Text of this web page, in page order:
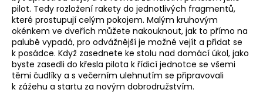
pilot. Tedy rozložení rakety do jednotlivých fragmentů,
které prostupují celým pokojem. Malým kruhovým
okénkem ve dveřích můžete nakouknout, jak to přímo na
palubě vypadá, pro odvážnější je možné vejít a přidat se
k posádce. Když zasednete ke stolu nad domácí úkol, jako
byste zasedli do křesla pilota k řídicí jednotce se všemi
těmi čudlíky a s večerním ulehnutím se připravovali
k zážehu a startu za novým dobrodružstvím.